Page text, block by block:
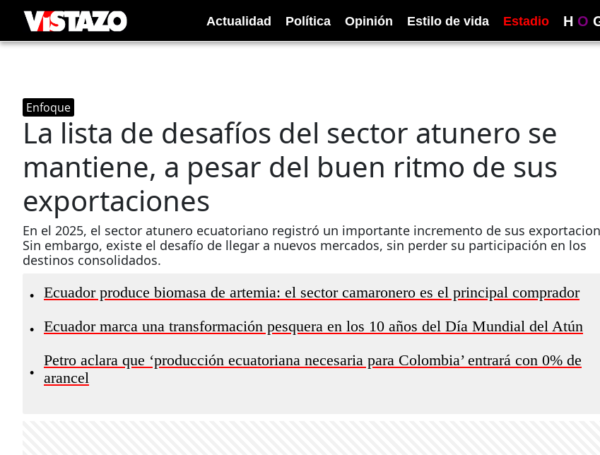
Actualidad Política Opinión Estilo de vida Estadio H O
Enfoque
La lista de desafíos del sector atunero se
mantiene, a pesar del buen ritmo de sus
exportaciones
En el 2025, el sector atunero ecuatoriano registró un importante incremento de sus
Sin embargo, existe el desafío de llegar a nuevos mercados, sin perder su participación en los
destinos consolidados.
• Ecuador produce biomasa de artemia: el sector camaronero es el principal comprador
• Ecuador marca una transformación pesquera en los 10 años del Día Mundial del Atún
•
Petro aclara que ‘producción ecuatoriana necesaria para Colombia’ entrará con 0% de
arancel